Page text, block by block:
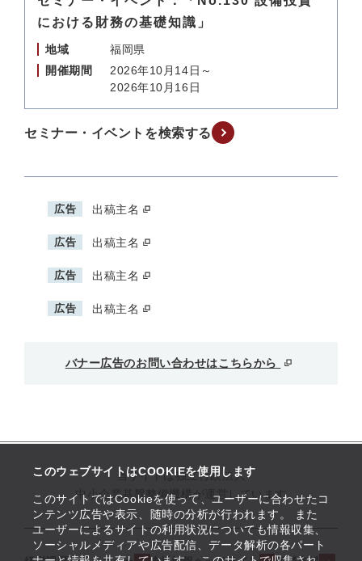
このウェブサイトはCOOKIEを使用します
このサイトではCookieを使って、ユーザーに合わせたコ
ンテンツ広告や表示、随時の分析が行われます。 また
ユーザーによるサイトの利用状況についても情報収集、
ソーシャルメディアや広告配信、データ解析の各パート
における財務の基礎知識」
地域
福岡県
開催期間
2026年10月14日～
2026年10月16日
セミナー・イベントを検索する
広告 出稿主名
広告 出稿主名
広告 出稿主名
広告 出稿主名
バナー広告のお問い合わせはこちらから
当サイトは独立行政法人
中小企業基盤整備機構が運営しています